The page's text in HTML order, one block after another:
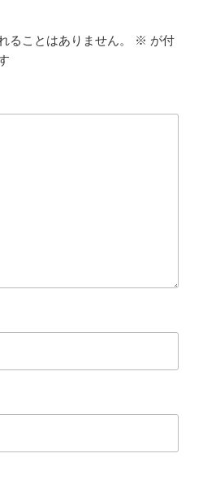
ることはありません。 ※ が付